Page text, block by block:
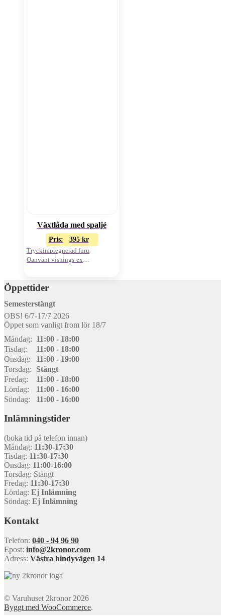
Växtlåda med spaljé
Pris: 395 kr
Tryckimpregnerad furu
Oanvänt visnings-ex
Öppettider
Semesterstängt
OBS! 6/7-17/7 2026
Öppet som vanligt from lör 18/7
Måndag: 11:00 - 18:00
Tisdag:
11:00 - 18:00
Onsdag:
11:00 - 19:00
Torsdag:
Stängt
Fredag:
11:00 - 18:00
Lördag:
11:00 - 16:00
Söndag:
11:00 - 16:00
Inlämningstider
(boka tid på telefon innan)
Måndag: 11:30-17:30
Tisdag: 11:30-17:30
Onsdag: 11:00-16:00
Torsdag: Stängt
Fredag: 11:30-17:30
Lördag: Ej Inlämning
Söndag: Ej Inlämning
Kontakt
Telefon: 040 - 94 96 90
Epost: info@2kronor.com
Adress: Västra hindyvägen 14
© Varuhuset 2kronor 2026
Byggt med WooCommerce.